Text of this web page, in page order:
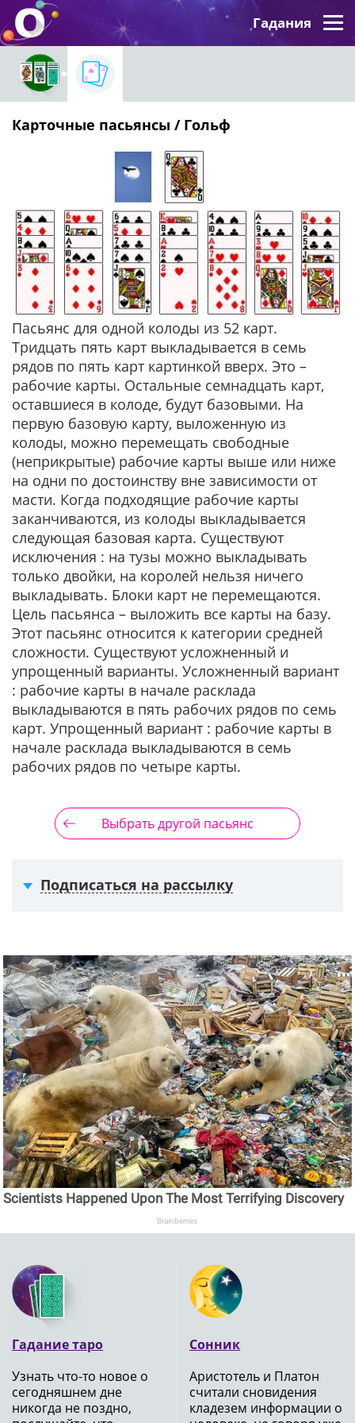
Гадания
Карточные пасьянсы / Гольф
Пасьянс для одной колоды из 52 карт.
Тридцать пять карт выкладывается в семь
рядов по пять карт картинкой вверх. Это –
рабочие карты. Остальные семнадцать карт,
оставшиеся в колоде, будут базовыми. На
первую базовую карту, выложенную из
колоды, можно перемещать свободные
(неприкрытые) рабочие карты выше или ниже
на одни по достоинству вне зависимости от
масти. Когда подходящие рабочие карты
заканчиваются, из колоды выкладывается
следующая базовая карта. Существуют
исключения : на тузы можно выкладывать
только двойки, на королей нельзя ничего
выкладывать. Блоки карт не перемещаются.
Цель пасьянса – выложить все карты на базу.
Этот пасьянс относится к категории средней
сложности. Существуют усложненный и
упрощенный варианты. Усложненный вариант
: рабочие карты в начале расклада
выкладываются в пять рабочих рядов по семь
карт. Упрощенный вариант : рабочие карты в
начале расклада выкладываются в семь
рабочих рядов по четыре карты.
Выбрать другой пасьянс
Подписаться на рассылку
Scientists Happened Upon The Most Terrifying Discovery
Brainberries
Гадание таро
Узнать что-то новое о
сегодняшнем дне
никогда не поздно,
Сонник
Аристотель и Платон
считали сновидения
кладезем информации о